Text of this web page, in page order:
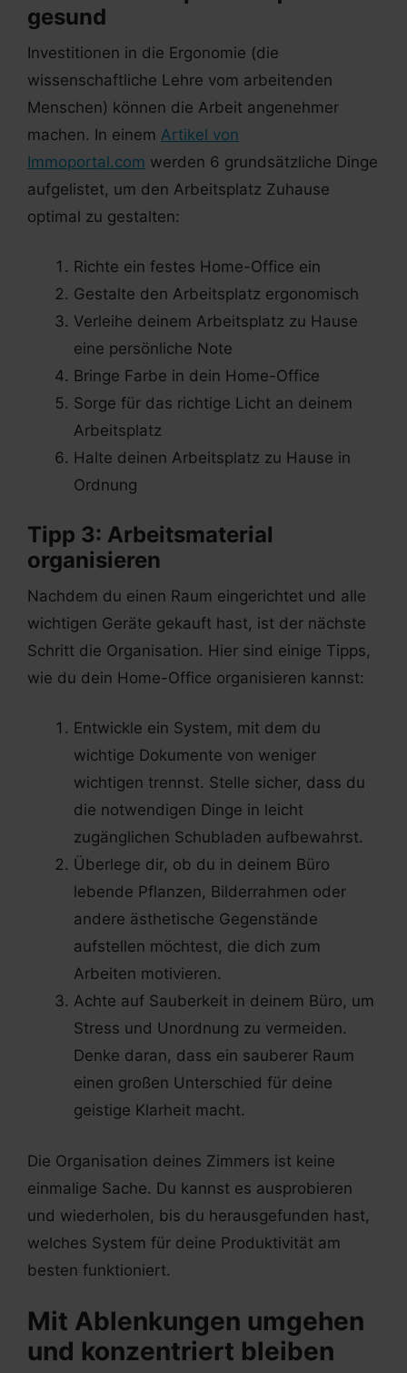
gesund
Investitionen in die Ergonomie (die
wissenschaftliche Lehre vom arbeitenden
Menschen) können die Arbeit angenehmer
machen. In einem Artikel von
Immoportal.com werden 6 grundsätzliche Dinge
aufgelistet, um den Arbeitsplatz Zuhause
optimal zu gestalten:
Richte ein festes Home-Office ein
Gestalte den Arbeitsplatz ergonomisch
Verleihe deinem Arbeitsplatz zu Hause
eine persönliche Note
Bringe Farbe in dein Home-Office
Sorge für das richtige Licht an deinem
Arbeitsplatz
Halte deinen Arbeitsplatz zu Hause in
Ordnung
Tipp 3: Arbeitsmaterial
organisieren
Nachdem du einen Raum eingerichtet und alle
wichtigen Geräte gekauft hast, ist der nächste
Schritt die Organisation. Hier sind einige Tipps,
wie du dein Home-Office organisieren kannst:
Entwickle ein System, mit dem du
wichtige Dokumente von weniger
wichtigen trennst. Stelle sicher, dass du
die notwendigen Dinge in leicht
zugänglichen Schubladen aufbewahrst.
Überlege dir, ob du in deinem Büro
lebende Pflanzen, Bilderrahmen oder
andere ästhetische Gegenstände
aufstellen möchtest, die dich zum
Arbeiten motivieren.
Achte auf Sauberkeit in deinem Büro, um
Stress und Unordnung zu vermeiden.
Denke daran, dass ein sauberer Raum
einen großen Unterschied für deine
geistige Klarheit macht.
Die Organisation deines Zimmers ist keine
einmalige Sache. Du kannst es ausprobieren
und wiederholen, bis du herausgefunden hast,
welches System für deine Produktivität am
besten funktioniert.
Mit Ablenkungen umgehen
und konzentriert bleiben